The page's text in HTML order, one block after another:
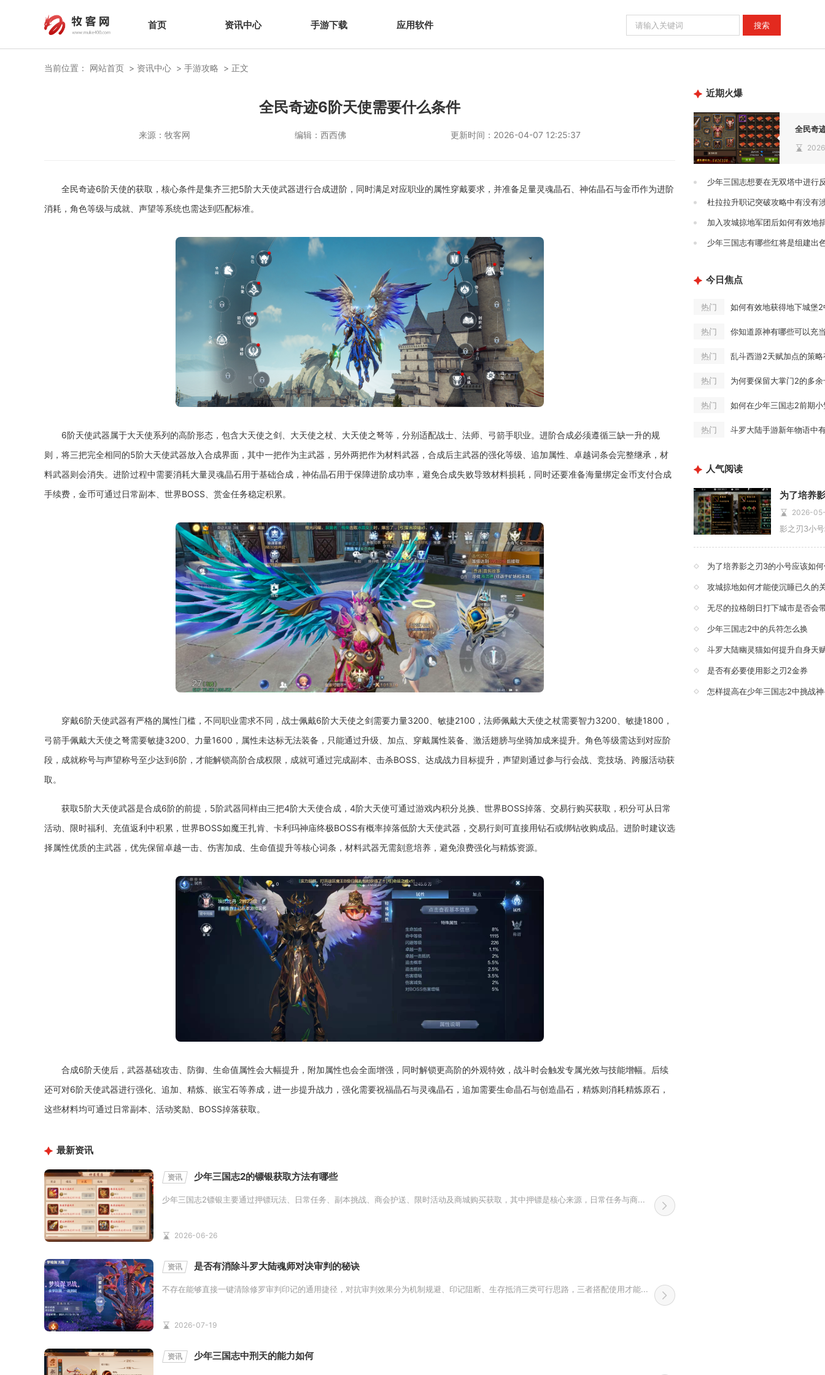
首页 资讯中心 手游下载 应用软件
当前位置： 网站首页 资讯中心 手游攻略 正文
全民奇迹6阶天使需要什么条件
来源：牧客网 编辑： 西西佛 更新时间： 2026-04-07 12:25:37
全民奇迹6阶天使的获取，核心条件是集齐三把5阶大天使武器进行合成进阶，同时满足对应职业的属性穿戴要求，并准备足量灵魂晶石、神佑晶石与金币作为进阶
消耗，角色等级与成就、声望等系统也需达到匹配标准。
6阶天使武器属于大天使系列的高阶形态，包含大天使之剑、大天使之杖、大天使之弩等，分别适配战士、法师、弓箭手职业。进阶合成必须遵循三缺一升的规
则，将三把完全相同的5阶大天使武器放入合成界面，其中一把作为主武器，另外两把作为材料武器，合成后主武器的强化等级、追加属性、卓越词条会完整继承，材
料武器则会消失。进阶过程中需要消耗大量灵魂晶石用于基础合成，神佑晶石用于保障进阶成功率，避免合成失败导致材料损耗，同时还要准备海量绑定金币支付合成
手续费，金币可通过日常副本、世界BOSS、赏金任务稳定积累。
穿戴6阶天使武器有严格的属性门槛，不同职业需求不同，战士佩戴6阶大天使之剑需要力量3200、敏捷2100，法师佩戴大天使之杖需要智力3200、敏捷1800，
弓箭手佩戴大天使之弩需要敏捷3200、力量1600，属性未达标无法装备，只能通过升级、加点、穿戴属性装备、激活翅膀与坐骑加成来提升。角色等级需达到对应阶
段，成就称号与声望称号至少达到6阶，才能解锁高阶合成权限，成就可通过完成副本、击杀BOSS、达成战力目标提升，声望则通过参与行会战、竞技场、跨服活动获
取。
获取5阶大天使武器是合成6阶的前提，5阶武器同样由三把4阶大天使合成，4阶大天使可通过游戏内积分兑换、世界BOSS掉落、交易行购买获取，积分可从日常
活动、限时福利、充值返利中积累，世界BOSS如魔王扎肯、卡利玛神庙终极BOSS有概率掉落低阶大天使武器，交易行则可直接用钻石或绑钻收购成品。进阶时建议选
择属性优质的主武器，优先保留卓越一击、伤害加成、生命值提升等核心词条，材料武器无需刻意培养，避免浪费强化与精炼资源。
合成6阶天使后，武器基础攻击、防御、生命值属性会大幅提升，附加属性也会全面增强，同时解锁更高阶的外观特效，战斗时会触发专属光效与技能增幅。后续
还可对6阶天使武器进行强化、追加、精炼、嵌宝石等养成，进一步提升战力，强化需要祝福晶石与灵魂晶石，追加需要生命晶石与创造晶石，精炼则消耗精炼原石，
这些材料均可通过日常副本、活动奖励、BOSS掉落获取。
最新资讯
资讯 少年三国志2的镖银获取方法有哪些
少年三国志2镖银主要通过押镖玩法、日常任务、副本挑战、商会护送、限时活动及商城购买获取，其中押镖是核心来源，日常任务与商...
2026-06-26
资讯 是否有消除斗罗大陆魂师对决审判的秘诀
不存在能够直接一键清除修罗审判印记的通用捷径，对抗审判效果分为机制规避、印记阻断、生存抵消三类可行思路，三者搭配使用才能...
2026-07-19
资讯 少年三国志中刑天的能力如何
近期火爆
全民奇
少年三国志想要在无双塔中进行
杜拉拉升职记突破攻略中有没有
加入攻城掠地军团后如何有效地
少年三国志有哪些红将是组建出
今日焦点
热门 如何有效地获得地下城堡
热门 你知道原神有哪些可以充
热门 乱斗西游2天赋加点的策
热门 为何要保留大掌门2的多余
热门 如何在少年三国志2前期
热门 斗罗大陆手游新年物语中
人气阅读
2026-
为了培养影之刃3的小号应该如
攻城掠地如何才能使沉睡已久的
无尽的拉格朗日打下城市是否会
少年三国志2中的兵符怎么换
斗罗大陆幽灵猫如何提升自身天
是否有必要使用影之刃2金券
怎样提高在少年三国志2中挑战